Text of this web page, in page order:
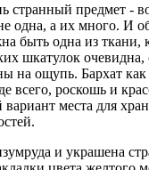
странный предмет -
одна, а их много. И
быть одна из ткани,
шкатулок
на ощупь. Бархат как
всего, роскошь и
места для
и украшена